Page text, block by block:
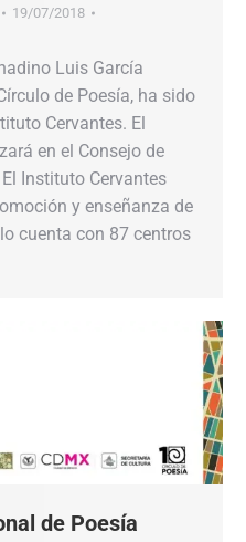
19/07/2018
Luis García
de Poesía, ha sido
Cervantes. El
en el Consejo de
Instituto Cervantes
y enseñanza de
cuenta con 87 centros
de Poesía